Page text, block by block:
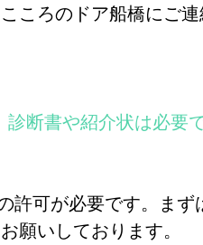
ころのドア船橋にご
断書や紹介状は必
可が必要です。まず
願いしております。